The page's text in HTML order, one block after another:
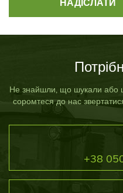
Не знайшли, що шукали або
соромтеся до нас
+38